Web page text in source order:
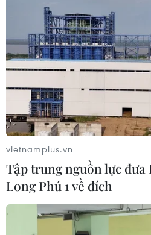
#Hội nghị Thượng đỉnh G20
Theo dõi VietnamPlus
TIN LIÊN QUAN
vietnamplus.vn
Tập trung nguồn lực đưa
Long Phú 1 về đích